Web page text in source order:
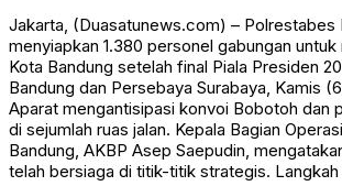
Jakarta, (Duasatunews.com) – Polrestabes
menyiapkan 1.380 personel gabungan untuk
Kota Bandung setelah final Piala Presiden
Bandung dan Persebaya Surabaya, Kamis
Aparat mengantisipasi konvoi Bobotoh dan
di sejumlah ruas jalan. Kepala Bagian
Bandung, AKBP Asep Saepudin,
telah bersiaga di titik-titik strategis.